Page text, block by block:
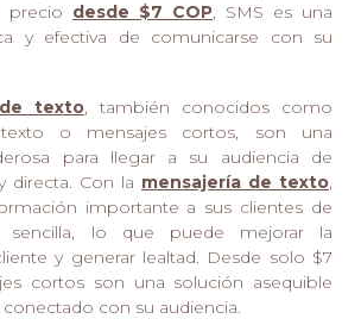
precio desde $7 COP, SMS es una
y efectiva de comunicarse con su
texto, también conocidos como
o mensajes cortos, son una
para llegar a su audiencia de
directa. Con la mensajería de texto,
importante a sus clientes de
sencilla, lo que puede mejorar la
y generar lealtad. Desde solo $7
cortos son una solución asequible
con su audiencia.